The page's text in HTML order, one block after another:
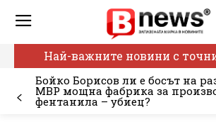
Най-важните новини с
Бойко Борисов ли е босът на
МВР мощна фабрика за
фентанила – убиец?